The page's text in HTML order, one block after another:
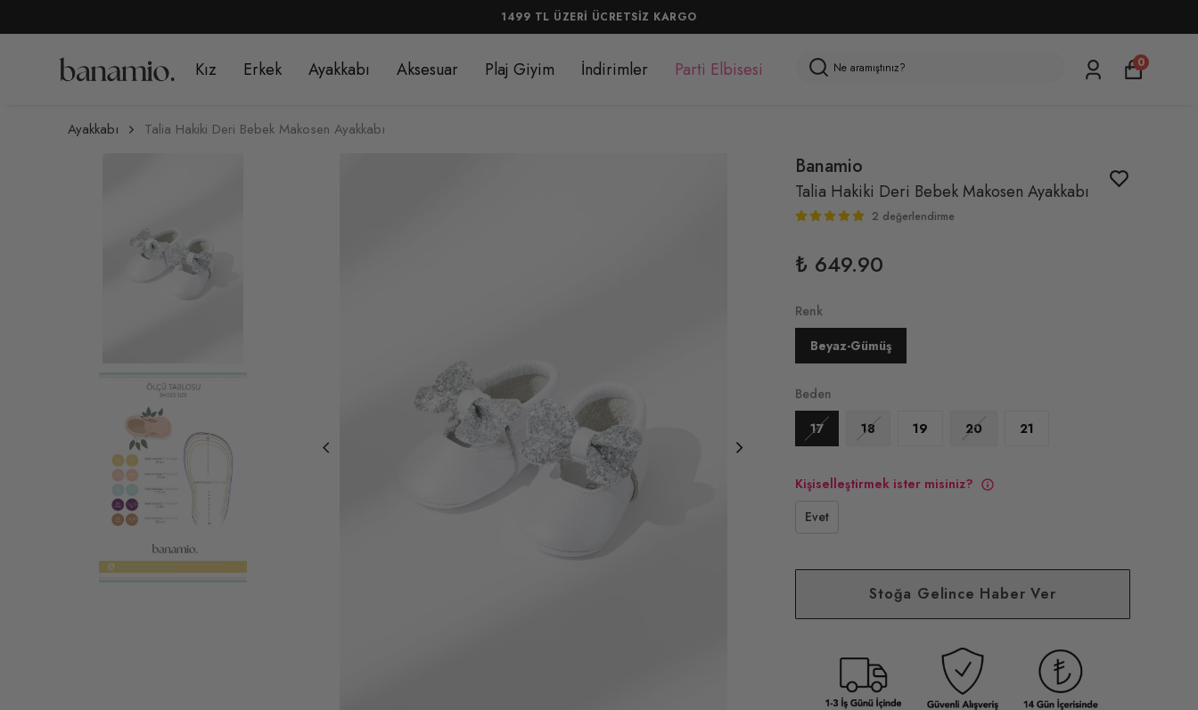
1499 TL ÜZERİ ÜCRETSİZ KARGO
Kız Erkek Ayakkabı Aksesuar Plaj Giyim İndirimler Parti Elbisesi 0
Ayakkabı Talia Hakiki Deri Bebek Makosen Ayakkabı
Banamio
Talia Hakiki Deri Bebek Makosen Ayakkabı
2 değerlendirme
₺ 649.90
Renk
Beyaz-Gümüş
Beden
17
18 19 20 21
Kişiselleştirmek ister misiniz?
Evet
Stoğa Gelince Haber Ver